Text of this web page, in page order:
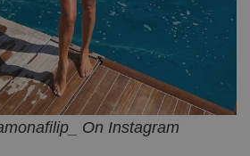
On Instagram